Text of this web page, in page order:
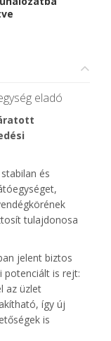
eladó
és
tulajdonosa
jelent biztos
potenciált is rejt:
az üzlet
így új
is